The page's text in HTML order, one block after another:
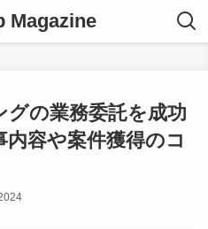
Magazine
の業務委託を成功
容や案件獲得のコ